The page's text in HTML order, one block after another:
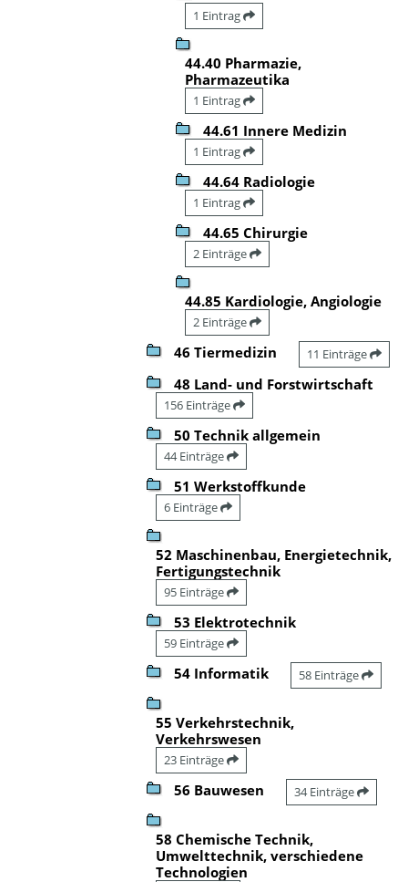
1 Eintrag
44.40 Pharmazie,
Pharmazeutika
1 Eintrag
44.61 Innere Medizin
1 Eintrag
44.64 Radiologie
1 Eintrag
44.65 Chirurgie
2 Einträge
44.85 Kardiologie, Angiologie
2 Einträge
46 Tiermedizin 11 Einträge
48 Land- und Forstwirtschaft
156 Einträge
50 Technik allgemein
44 Einträge
51 Werkstoffkunde
6 Einträge
52 Maschinenbau, Energietechnik,
Fertigungstechnik
95 Einträge
53 Elektrotechnik
59 Einträge
54 Informatik 58 Einträge
55 Verkehrstechnik,
Verkehrswesen
23 Einträge
56 Bauwesen 34 Einträge
58 Chemische Technik,
Umwelttechnik, verschiedene
Technologien